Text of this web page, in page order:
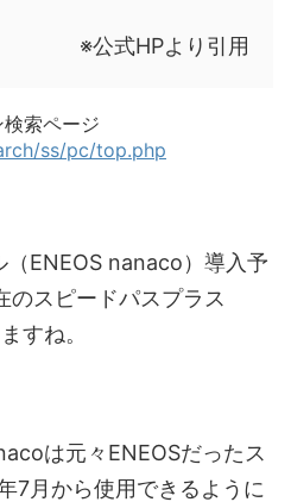
※公式HPより引用
索ページ
ss/pc/top.php
ENEOS nanaco）導入予
のスピードパスプラス
すね。
は元々ENEOSだったス
7月から使用できるように